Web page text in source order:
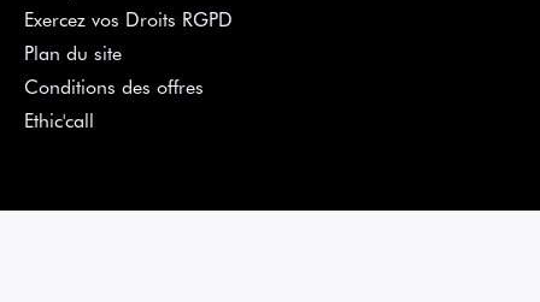
Exercez vos Droits RGPD
Plan du site
Conditions des offres
Ethic'call